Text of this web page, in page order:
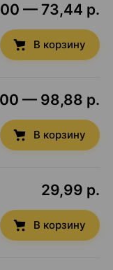
— 73,44 р.
В корзину
— 98,88 р.
В корзину
29,99 р.
В корзину